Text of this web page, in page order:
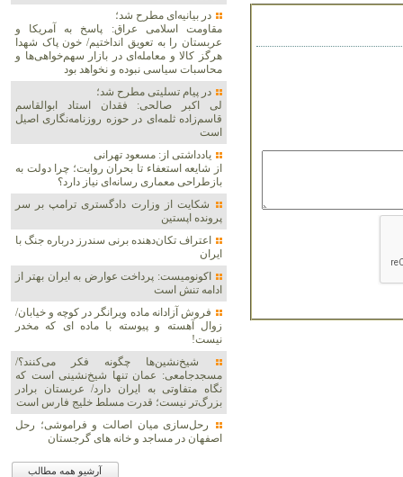
در بیانیه‌ای مطرح شد؛
مقاومت اسلامی عراق: پاسخ به آمریکا و
عربستان را به تعویق انداختیم/ خون پاک شهدا
هرگز کالا و معامله‌ای در بازار سهم‌خواهی‌ها و
محاسبات سیاسی نبوده و نخواهد بود
در پیام تسلیتی مطرح شد؛
لی اکبر صالحی: فقدان استاد ابوالقاسم
قاسم‌زاده ثلمه‌ای در حوزه روزنامه‌نگاری اصیل
است
یادداشتی از: مسعود تهرانی
از شایعه استعفاء تا بحران روایت؛ چرا دولت به
بازطراحی معماری رسانه‌ای نیاز دارد؟
شکایت از وزارت دادگستری ترامپ بر سر
پرونده اپستین
اعتراف تکان‌دهنده برنی سندرز درباره جنگ با
ایران
اکونومیست: پرداخت عوارض به ایران بهتر از
ادامه تنش است
فروش آزادانه ماده ویرانگر در کوچه و خیابان/
زوال آهسته و پیوسته با ماده ای که مخدر
نیست!
شیخ‌نشین‌ها چگونه فکر می‌کنند؟/
مسجدجامعی: عمان تنها شیخ‌نشینی است که
نگاه متفاوتی به ایران دارد/ عربستان برادر
بزرگ‌تر نیست؛ قدرت مسلط خلیج فارس است
رحل‌سازی میان اصالت و فراموشی؛ رحل
اصفهان در مساجد و خانه های گرجستان
آرشیو همه مطالب